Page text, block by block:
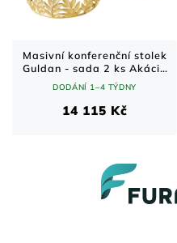
Masivní konferenční stolek
Guldan - sada 2 ks Akácie
70x70 cm
DODÁNÍ 1–4 TÝDNY
14 115 Kč